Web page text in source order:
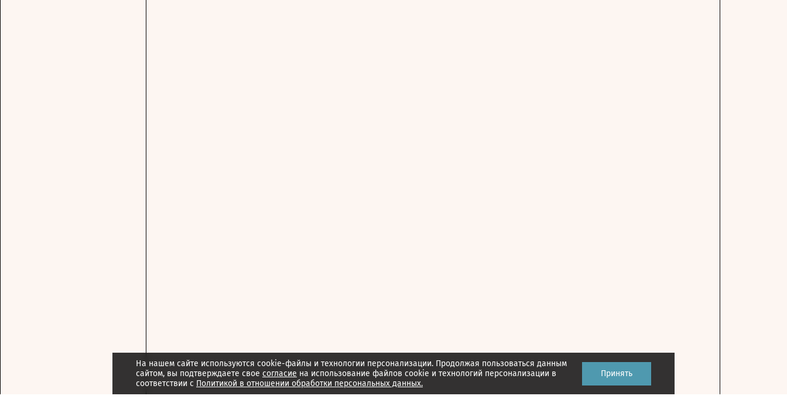
На нашем сайте используются cookie-файлы и технологии персонализации. Продолжая пользоваться данным
сайтом, вы подтверждаете свое согласие на использование файлов cookie и технологий персонализации в
соответствии с Политикой в отношении обработки персональных данных.
Принять